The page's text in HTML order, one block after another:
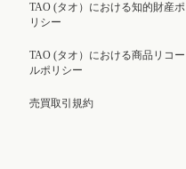
TAO (タオ）における知的財産ポ
リシー
TAO (タオ）における商品リコー
ルポリシー
売買取引規約